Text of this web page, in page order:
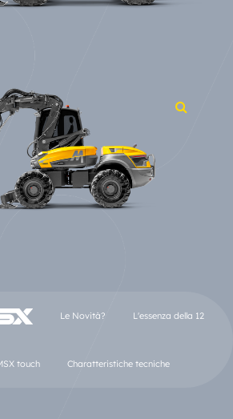
Le Novità? L'essenza della 12
touch Charatteristiche tecniche